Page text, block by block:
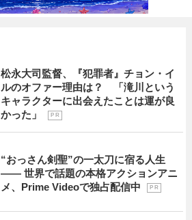
松永大司監督、『犯罪者』チョン・イ
ルのオファー理由は？ 「滝川という
キャラクターに出会えたことは運が良
かった」
P R
“おっさん剣聖”の一太刀に宿る人生
―― 世界で話題の本格アクションアニ
メ、Prime Videoで独占配信中
P R